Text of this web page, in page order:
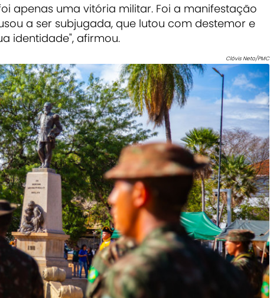
apenas uma vitória militar. Foi a manifestação
a ser subjugada, que lutou com destemor e
identidade", afirmou.
Clóvis Neto/PMC